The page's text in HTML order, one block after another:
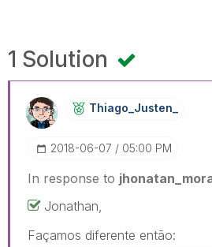
1 Solution
Thiago_Justen_
‎2018-06-07 05:00 PM
In response to
Jonathan,
Façamos diferente então: